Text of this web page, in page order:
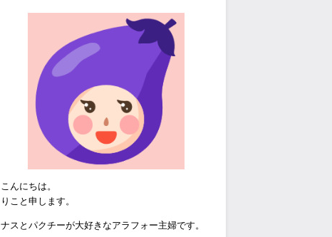
こんにちは。
りこと申します。
ナスとパクチーが大好きなアラフォー主婦です。